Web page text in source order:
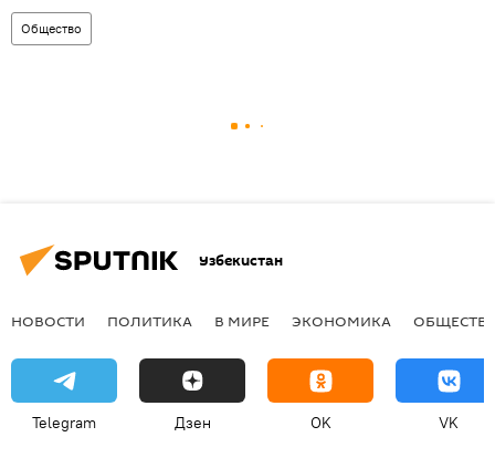
Общество
Узбекистан
НОВОСТИ ПОЛИТИКА В МИРЕ ЭКОНОМИКА
Telegram Дзен OK VK